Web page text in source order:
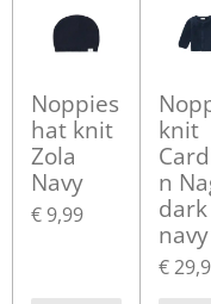
Noppies
hat knit
Zola
Navy
€ 9,99
knit
n
dark
navy
€